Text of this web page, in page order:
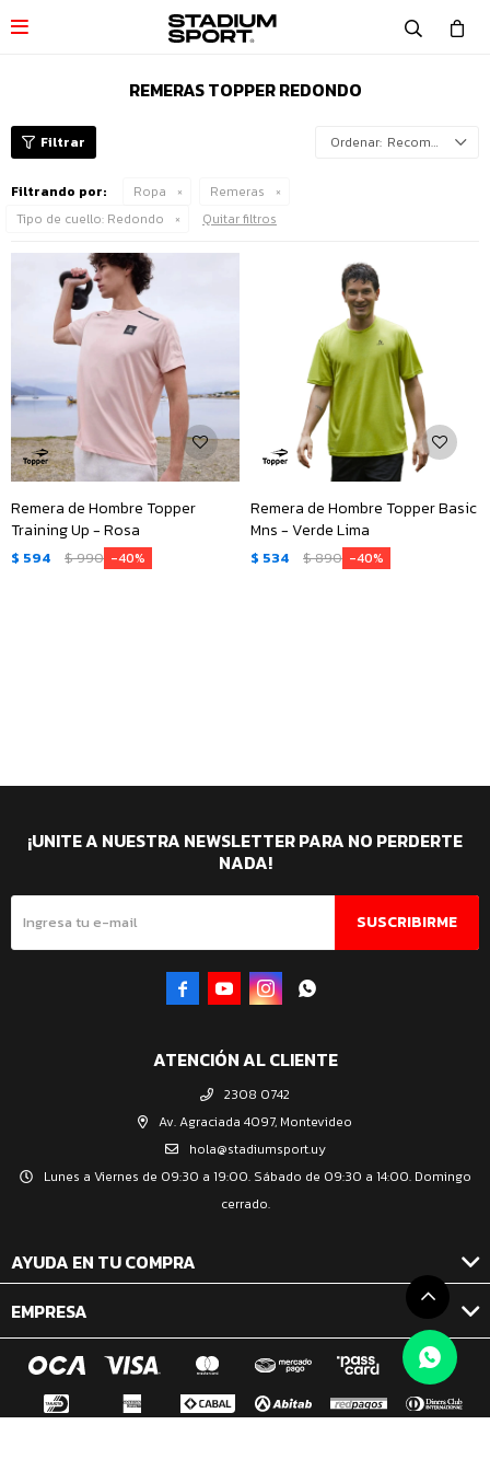

REMERAS TOPPER REDONDO
Recomendados
Filtrando por: Ropa
Remeras
Tipo de cuello: Redondo Quitar filtros
Remera de Hombre Topper
Training Up - Rosa
$ 594 $990 40
Remera de Hombre Topper Basic
Mns - Verde Lima
$ 534 $890 40
ATENCIÓN AL CLIENTE
2308 0742
Av. Agraciada 4097, Montevideo
hola@stadiumsport.uy
Lunes a Viernes de 09:30 a 19:00. Sábado de 09:30 a 14:00. Domingo
cerrado.
AYUDA EN TU COMPRA
EMPRESA
¡UNITE A NUESTRA NEWSLETTER PARA NO PERDERTE
NADA!
SUSCRIBIRME
   